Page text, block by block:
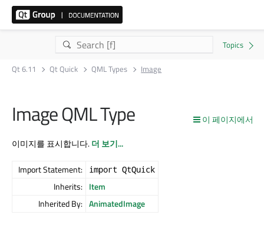
Qt 6.11 Qt Quick QML Types Image
이 페이지에서
Image QML Type
이미지를 표시합니다.더 보기...
Import Statement: import QtQuick
Inherits: Item
Inherited By: AnimatedImage